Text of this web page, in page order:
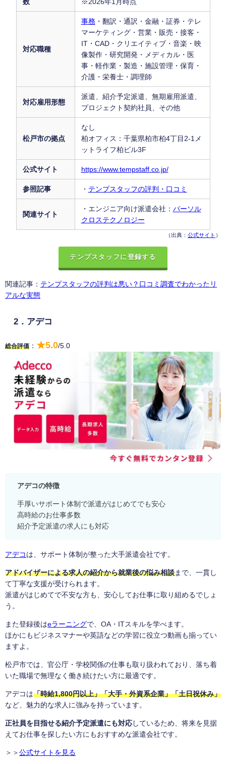
数 ※2026年1月時点
対応職種
事務 ・翻訳・通訳・金融・証券・テレ
マーケティング・営業・販売・接客・
IT・CAD・クリエイティブ・音楽・映
像製作・研究開発・メディカル・医
事・軽作業・製造・施設管理・保育・
介護・栄養士・調理師
対応雇用形態
派遣、紹介予定派遣、無期雇用派遣、
プロジェクト契約社員、その他
松戸市の拠点
なし
柏オフィス：千葉県柏市柏4丁目2-1メ
ットライフ柏ビル3F
公式サイト https://www.tempstaff.co.jp/
参照記事 ・ テンプスタッフの評判・口コミ
関連サイト
・エンジニア向け派遣会社： パーソル
クロステクノロジー
（出典： 公式サイト ）
テンプスタッフに登録する
関連記事： テンプスタッフの評判は悪い？口コミ調査でわかったリ
アルな実態
2．アデコ
総合評価 ： ★5.0/5.0
アデコの特徴
手厚いサポート体制で派遣がはじめてでも安心
高時給のお仕事多数
紹介予定派遣の求人にも対応
アデコ は、サポート体制が整った大手派遣会社です。
アドバイザーによる求人の紹介から就業後の悩み相談 まで、一貫し
て丁寧な支援が受けられます。
派遣がはじめてで不安な方も、安心してお仕事に取り組めるでしょ
う。
また登録後はeラーニングで、OA・ITスキルを学べます。
ほかにもビジネスマナーや英語などの学習に役立つ動画も揃ってい
ますよ。
松戸市では、官公庁・学校関係の仕事も取り扱われており、落ち着
いた職場で無理なく働き続けたい方に最適です。
アデコは「時給1,800円以上」「大手・外資系企業」「土日祝休み」
など、魅力的な求人に強みを持っています。
正社員を目指せる紹介予定派遣にも対応 しているため、将来を見据
えてお仕事を探したい方にもおすすめな派遣会社です。
＞＞ 公式サイトを見る